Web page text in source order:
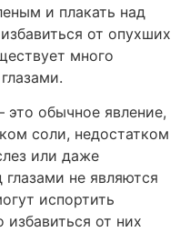
и плакать над
от опухших
много
обычное явление,
соли, недостатком
или даже
не являются
испортить
от них